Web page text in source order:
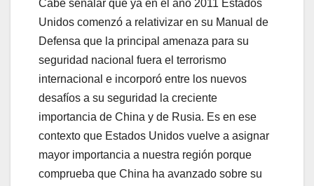
Cabe señalar que ya en el año 2011 Estados
Unidos comenzó a relativizar en su Manual de
Defensa que la principal amenaza para su
seguridad nacional fuera el terrorismo
internacional e incorporó entre los nuevos
desafíos a su seguridad la creciente
importancia de China y de Rusia. Es en ese
contexto que Estados Unidos vuelve a asignar
mayor importancia a nuestra región porque
comprueba que China ha avanzado sobre su